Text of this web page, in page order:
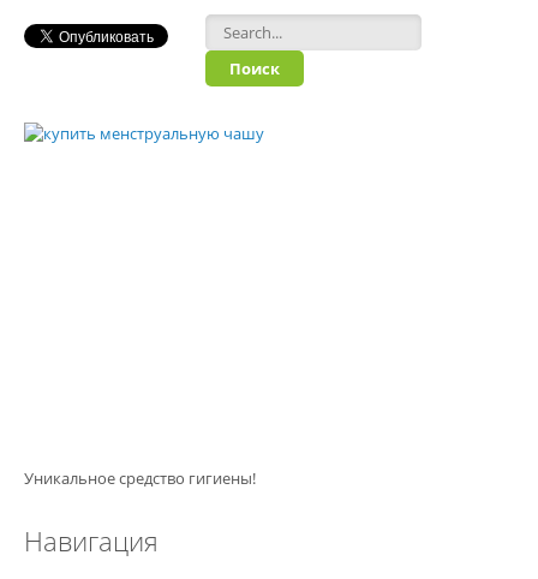
Форма поиска
Уникальное средство гигиены!
Навигация